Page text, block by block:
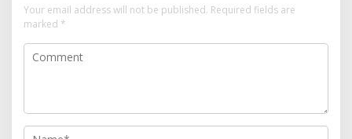
Your email address will not be published. Required fields are
marked *